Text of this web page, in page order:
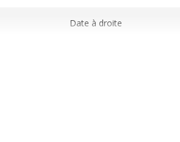
Date à droite